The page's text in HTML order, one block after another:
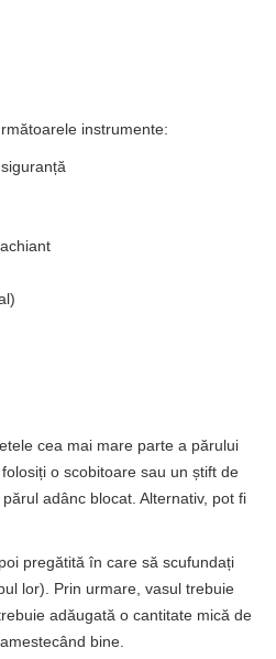
instrumente:
cea mai mare parte a părului
o scobitoare sau un știft de
adânc blocat. Alternativ, pot fi
pregătită în care să scufundați
lor). Prin urmare, vasul trebuie
adăugată o cantitate mică de
bine.